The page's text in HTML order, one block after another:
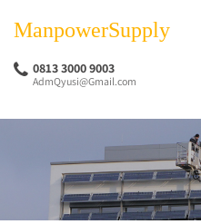
ManpowerSupply
0813 3000 9003
AdmQyusi@Gmail.com